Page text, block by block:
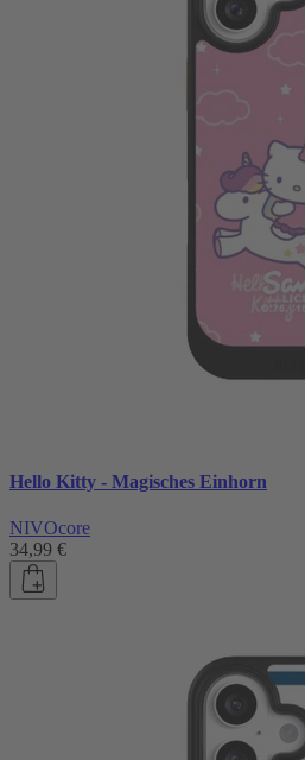
Hello Kitty - Magisches Einhorn
NIVOcore
34,99 €